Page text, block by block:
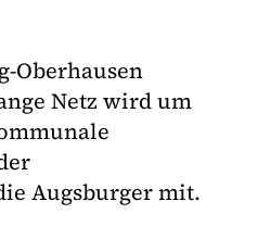
Oberhausen
Netz wird um
Augsburger mit.